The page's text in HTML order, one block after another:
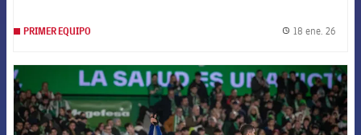
PRIMER EQUIPO 18 ene. 26
FCB Barcelona badge